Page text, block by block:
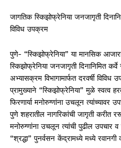
जागतिक स्किझोफ्रेनिया जनजागृती
विविध उपक्रम
पुणे- “स्किझोफ्रेनिया” या मानसिक
स्किझोफ्रेनिया जनजागृती दिनानिमित
अभ्यासक्रम विभागामार्फत दरवर्षी विविध
प्रामुख्याने “स्किझोफ्रेनिया” मुळे स्वत्व
फिरणार्या मनोरुग्णांना उचलून त्यांच्यावर
पुणे शहरातील नागरिकांची जागृती करीत
मनोरुग्णांना उचलून त्यांची पुढील उपचार
“श्रद्धा” पुनर्वसन केंद्रामध्ये मध्ये